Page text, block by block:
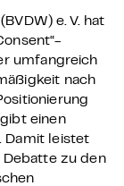
e. V. hat
umfangreich
nach
einen
Damit leistet
Debatte zu den